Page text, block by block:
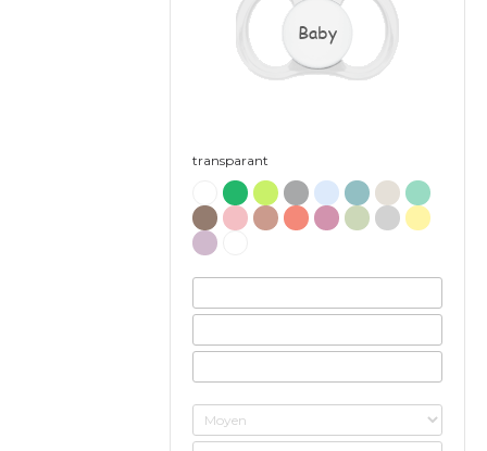
Baby
transparant